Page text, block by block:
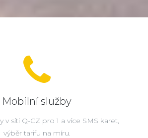
Mobilní služby
v síti Q-CZ pro 1 a více SMS karet,
výběr tarifu na míru.